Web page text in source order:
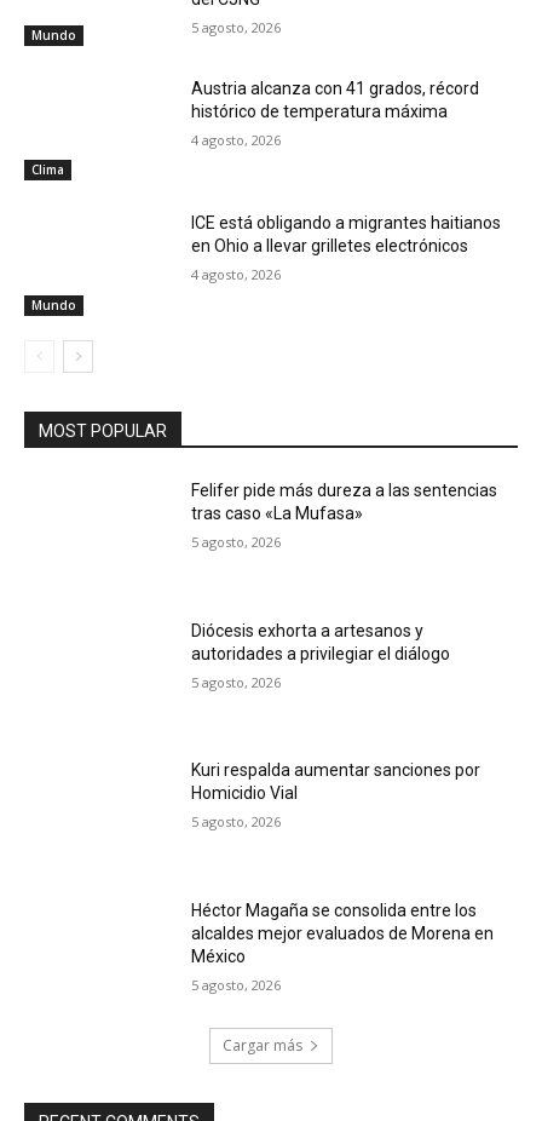
Mundo 5 agosto, 2026
Clima
Austria alcanza con 41 grados, récord
histórico de temperatura máxima
4 agosto, 2026
Mundo
ICE está obligando a migrantes haitianos
en Ohio a llevar grilletes electrónicos
4 agosto, 2026
MOST POPULAR
Felifer pide más dureza a las sentencias
tras caso «La Mufasa»
5 agosto, 2026
Diócesis exhorta a artesanos y
autoridades a privilegiar el diálogo
5 agosto, 2026
Kuri respalda aumentar sanciones por
Homicidio Vial
5 agosto, 2026
Héctor Magaña se consolida entre los
alcaldes mejor evaluados de Morena en
México
5 agosto, 2026
Cargar más